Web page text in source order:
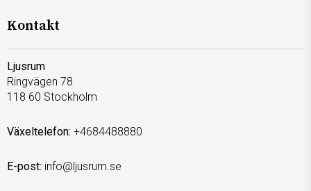
Kontakt
Ljusrum
Ringvägen 78
118 60 Stockholm
Växeltelefon: +4684488880
E-post: info@ljusrum.se